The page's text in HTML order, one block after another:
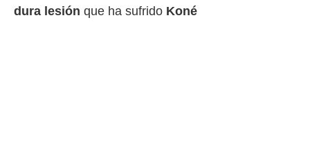
dura lesión que ha sufrido Koné